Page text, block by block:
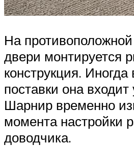
На
двери монтируется
конструкция. Иногда
поставки она
Шарнир временно
момента настройки
доводчика.